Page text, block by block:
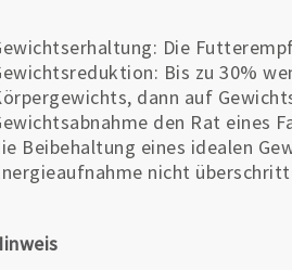
Die
Bis zu 30%
dann auf
den Rat eines
Beibehaltung eines idealen
nicht